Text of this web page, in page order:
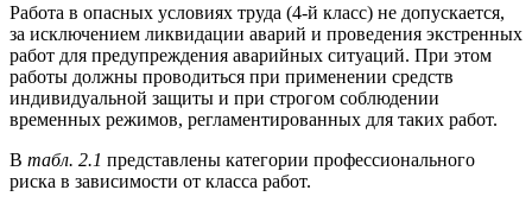
Работа в опасных условиях труда (4-й класс) не допускается,
за исключением ликвидации аварий и проведения экстренных
работ для предупреждения аварийных ситуаций. При этом
работы должны проводиться при применении средств
индивидуальной защиты и при строгом соблюдении
временных режимов, регламентированных для таких работ.
В табл. 2.1 представлены категории профессионального
риска в зависимости от класса работ.